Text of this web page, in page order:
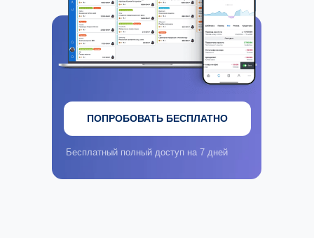
Бесплатный полный доступ на 7 дней
ПОПРОБОВАТЬ БЕСПЛАТНО